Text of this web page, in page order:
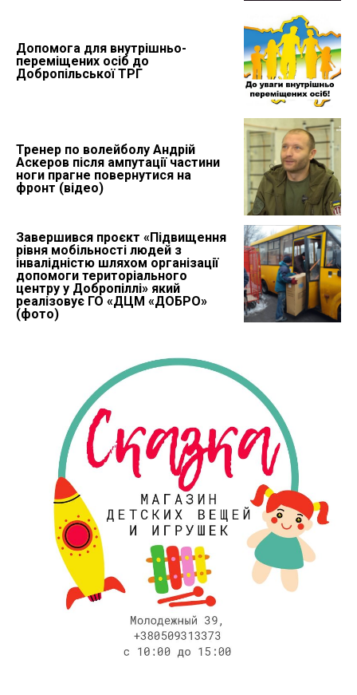
Допомога для внутрішньо-
переміщених осіб до
Добропільської ТРГ
Тренер по волейболу Андрій
Аскеров після ампутації частини
ноги прагне повернутися на
фронт (відео)
Завершився проєкт «Підвищення
рівня мобільності людей з
інвалідністю шляхом організації
допомоги територіального
центру у Добропіллі» який
реалізовує ГО «ДЦМ «ДОБРО»
(фото)